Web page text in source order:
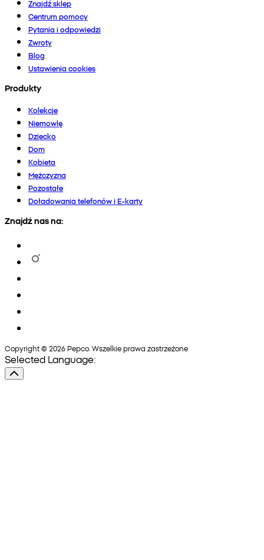
Znajdź sklep
Centrum pomocy
Pytania i odpowiedzi
Zwroty
Blog
Ustawienia cookies
Produkty
Kolekcje
Niemowlę
Dziecko
Dom
Kobieta
Mężczyzna
Pozostałe
Doładowania telefonów i E-karty
Znajdź nas na:
Copyright © 2026 Pepco. Wszelkie prawa zastrzeżone
Selected Language: